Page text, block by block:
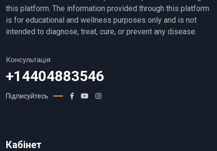
this platform. The information provided through this platform
is for educational and wellness purposes only and is not
intended to diagnose, treat, cure, or prevent any disease.
Консультація:
+14404883546
Підписуйтесь
Кабінет